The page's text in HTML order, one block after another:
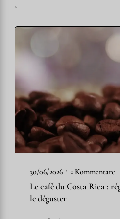
30/06/2026 • 2 Kommentare
Le café du Costa Rica :
le déguster